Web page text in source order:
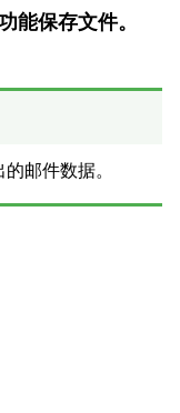
能保存文件。
邮件数据。